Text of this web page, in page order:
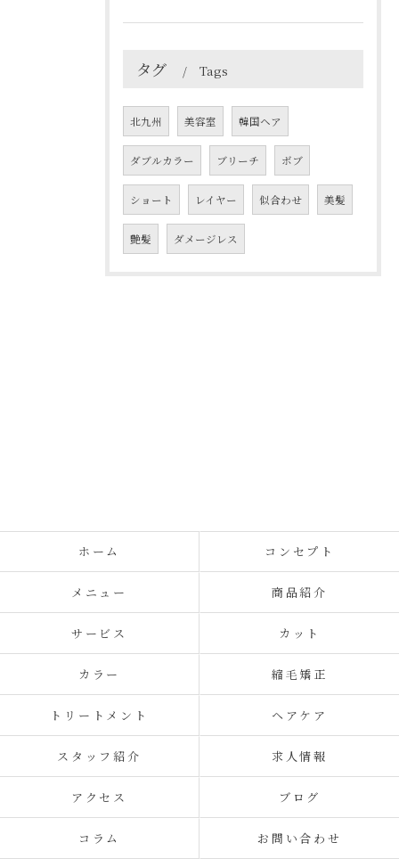
タグ Tags
北九州 美容室 韓国ヘア
ダブルカラー ブリーチ ボブ
ショート レイヤー 似合わせ 美髪
艶髪 ダメージレス
ホーム コンセプト
メニュー 商品紹介
サービス カット
カラー 縮毛矯正
トリートメント ヘアケア
スタッフ紹介 求人情報
アクセス ブログ
コラム お問い合わせ